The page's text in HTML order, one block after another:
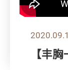
【丰胸